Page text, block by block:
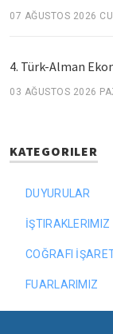
07 AĞUSTOS 2026
4. Türk-Alman
03 AĞUSTOS 2026
KATEGORILER
DUYURULAR
İŞTIRAKLERIMIZ
COĞRAFI
FUARLARIMIZ